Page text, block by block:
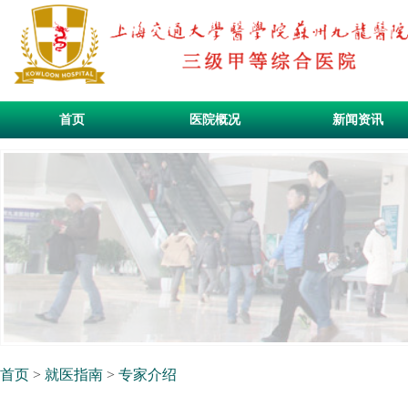
首页 医院概况 新闻资讯
首页 > 就医指南 > 专家介绍